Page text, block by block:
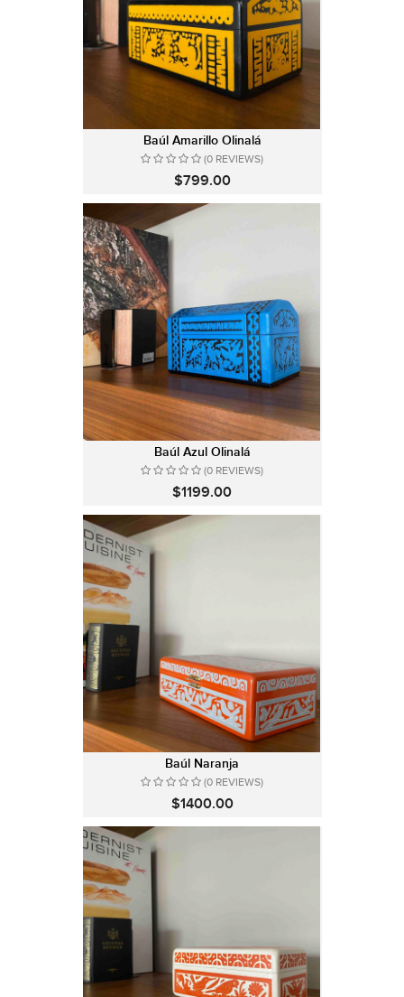
Baúl Amarillo Olinalá
(0 REVIEWS)
$799.00
Baúl Azul Olinalá
(0 REVIEWS)
$1199.00
Baúl Naranja
(0 REVIEWS)
$1400.00